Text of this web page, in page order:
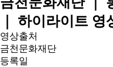
｜ 하이라이트 영
영상출처
금천문화재단
등록일